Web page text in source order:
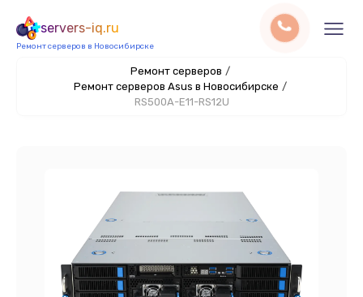
servers-iq.ru
Ремонт серверов в Новосибирске
Ремонт серверов /
Ремонт серверов Asus в Новосибирске /
RS500A-E11-RS12U